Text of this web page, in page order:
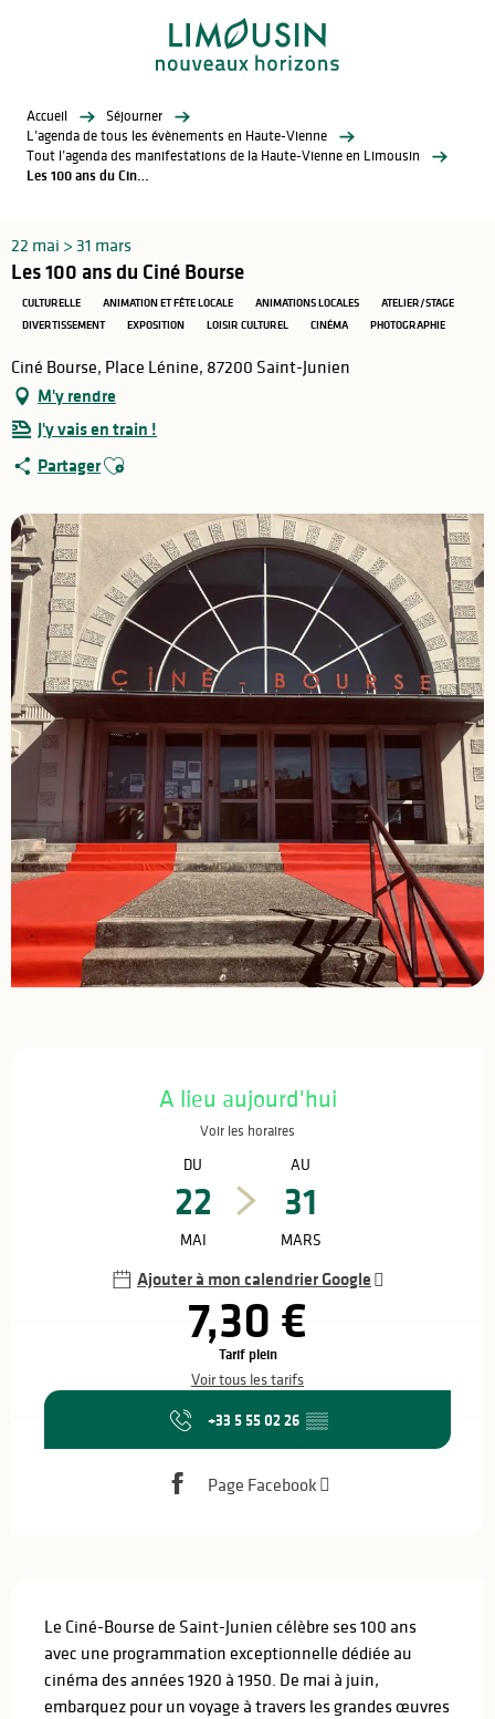
Accueil
Séjourner
L’agenda de tous les évènements en Haute-Vienne
Tout l’agenda des manifestations de la Haute-Vienne en Limousin
Les 100 ans du Ciné Bourse
22 mai > 31 mars
Les 100 ans du Ciné Bourse
CULTURELLE ANIMATION ET FÊTE LOCALE ANIMATIONS LOCALES
ATELIER/STAGE
DIVERTISSEMENT
EXPOSITION LOISIR CULTUREL CINÉMA PHOTOGRAPHIE
Ciné Bourse, Place Lénine, 87200 Saint-Junien
M'y rendre
J'y vais en train !
PartagerAjouter aux favoris
A lieu aujourd'hui
Voir les horaires
DU
22
MAI
AU
31
MARS
Ajouter à mon calendrier Google
7,30 €
Tarif plein
Voir tous les tarifs
+33 5 55 02 26 ▒▒
Page Facebook
Le Ciné-Bourse de Saint-Junien célèbre ses 100 ans
avec une programmation exceptionnelle dédiée au
cinéma des années 1920 à 1950. De mai à juin,
embarquez pour un voyage à travers les grandes œuvres